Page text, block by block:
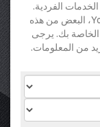
الفردية.
لحاملي YourCard Legend Plus/Club/Elysium، البعض من هذه
الخدمات يمكن أن تدرج في عضوية YourCard الخاصة بك. يرجى
من المعلومات.